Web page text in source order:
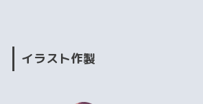
イラスト作製